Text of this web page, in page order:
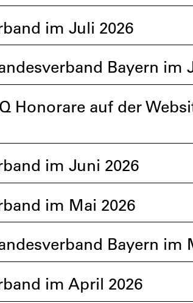
im Juli 2026
Bayern im
Honorare auf der
im Juni 2026
im Mai 2026
Bayern im
im April 2026